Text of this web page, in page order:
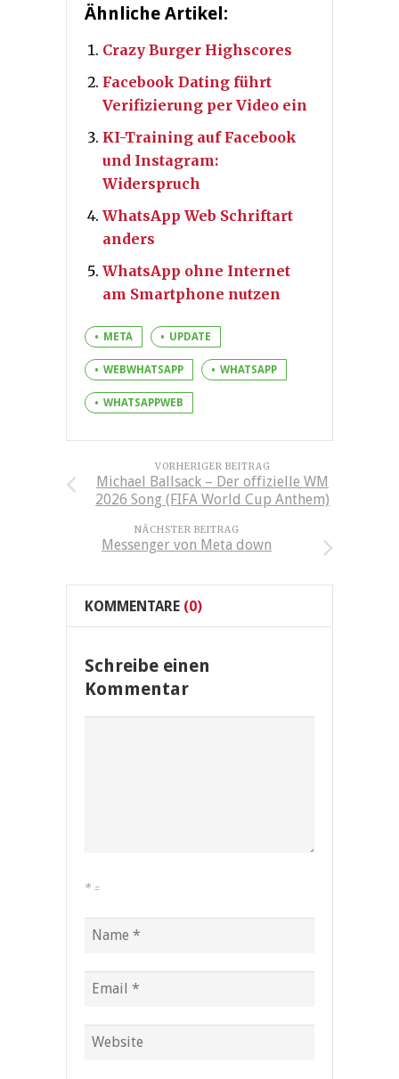
Ähnliche Artikel:
Crazy Burger Highscores
Facebook Dating führt
Verifizierung per Video ein
KI-Training auf Facebook
und Instagram:
Widerspruch
WhatsApp Web Schriftart
anders
WhatsApp ohne Internet
am Smartphone nutzen
META UPDATE
WEBWHATSAPP WHATSAPP
WHATSAPPWEB
VORHERIGER BEITRAG
Michael Ballsack – Der offizielle WM
2026 Song (FIFA World Cup Anthem)
NÄCHSTER BEITRAG
Messenger von Meta down
KOMMENTARE (0)
Schreibe einen
Kommentar
* =